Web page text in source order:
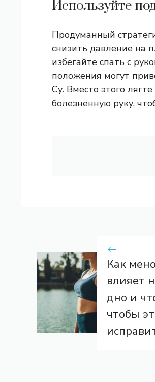
Используйте
Продуманный
снизить давление на
избегайте спать с
положения могут
Су. Вместо этого
болезненную руку,
Как
влияет
дно и
чтобы